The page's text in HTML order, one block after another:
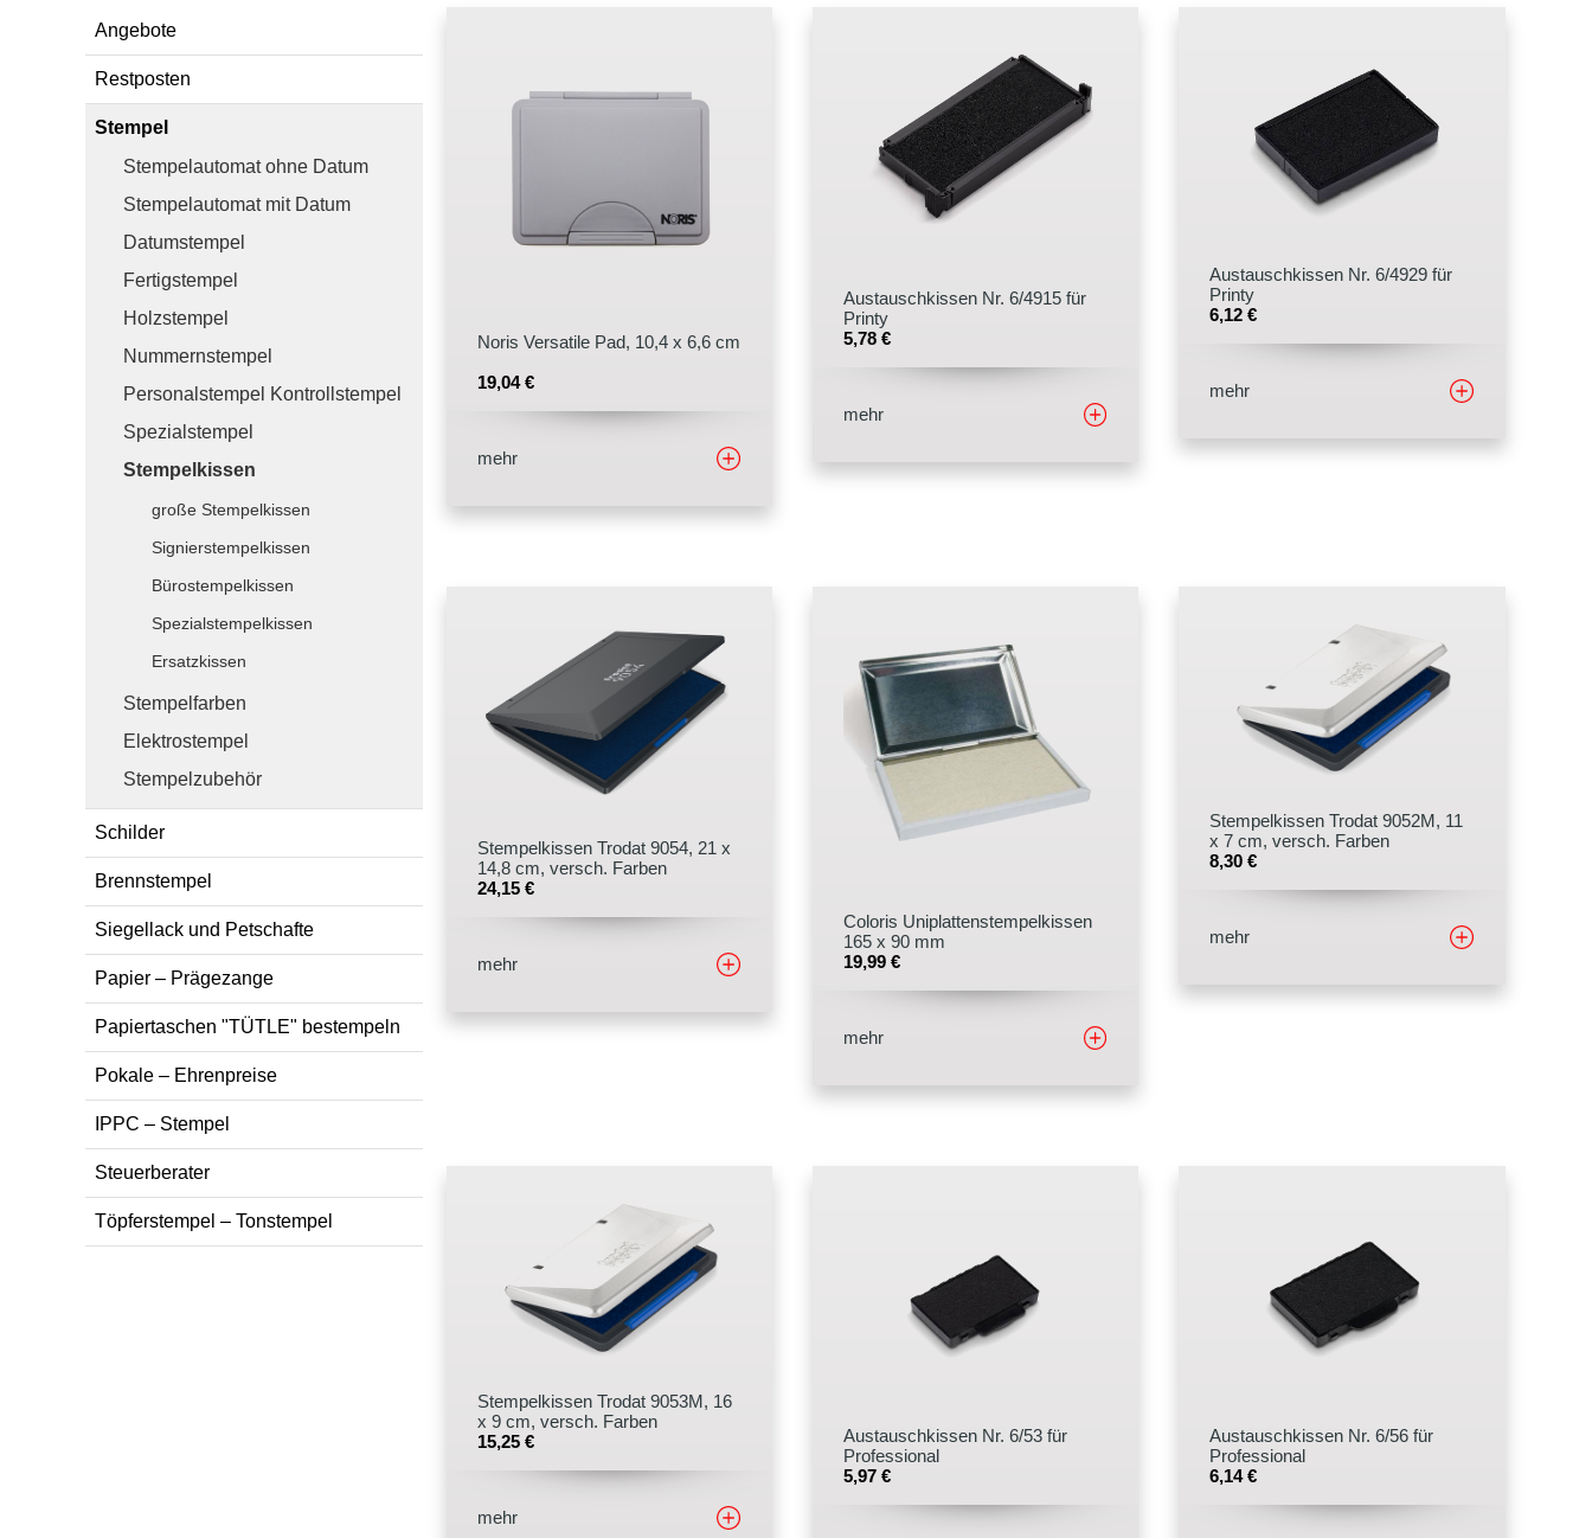
Noris Versatile Pad, 10,4 x 6,6 cm
19,04€
mehr
Austauschkissen Nr. 6/4915 für
Printy
5,78€
mehr
Austauschkissen Nr. 6/4929 für
Printy
6,12€
mehr
Stempelkissen Trodat 9054, 21 x
14,8 cm, versch. Farben
24,15 €
mehr
Coloris Uniplattenstempelkissen
165 x 90 mm
19,99€
mehr
Stempelkissen Trodat 9052M, 11
x 7 cm, versch. Farben
8,30€
mehr
Stempelkissen Trodat 9053M, 16
x 9 cm, versch. Farben
15,25 €
mehr
Austauschkissen Nr. 6/53 für
Professional
5,97€
Austauschkissen Nr. 6/56 für
Professional
6,14€
Angebote
Restposten
Stempel
Stempelautomat ohne Datum
Stempelautomat mit Datum
Datumstempel
Fertigstempel
Holzstempel
Nummernstempel
Personalstempel Kontrollstempel
Spezialstempel
Stempelkissen
große Stempelkissen
Signierstempelkissen
Bürostempelkissen
Spezialstempelkissen
Ersatzkissen
Stempelfarben
Elektrostempel
Stempelzubehör
Schilder
Brennstempel
Siegellack und Petschafte
Papier – Prägezange
Papiertaschen "TÜTLE" bestempeln
Pokale – Ehrenpreise
IPPC – Stempel
Steuerberater
Töpferstempel – Tonstempel
Stempelfarben
Stempelkissen
Stempelzubehör